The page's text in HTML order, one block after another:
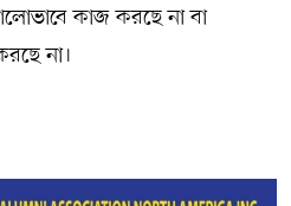
কাজ করছে না বা
না।